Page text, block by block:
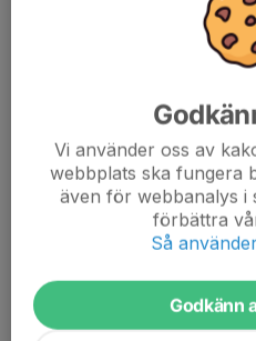
0
Vi använder oss av
webbplats ska fungera
även för webbanalys i
förbättra
Så
Godkänn